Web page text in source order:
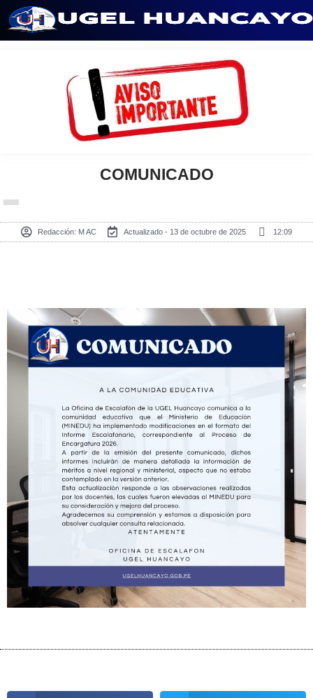
COMUNICADO
Redacción: M AC Actualizado - 13 de octubre de 2025 12:09